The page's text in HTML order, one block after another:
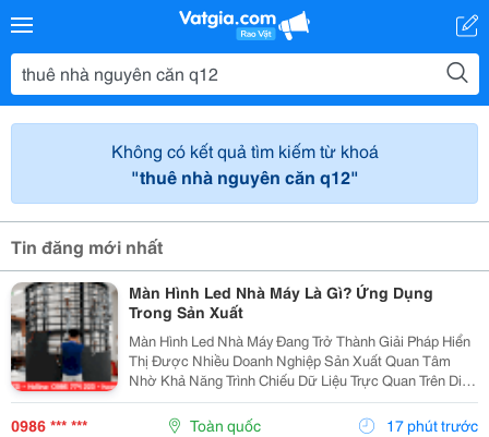
Không có kết quả tìm kiếm từ khoá
"thuê nhà nguyên căn q12"
Tin đăng mới nhất
Màn Hình Led Nhà Máy Là Gì? Ứng Dụng
Trong Sản Xuất
Màn Hình Led Nhà Máy Đang Trở Thành Giải Pháp Hiển
Thị Được Nhiều Doanh Nghiệp Sản Xuất Quan Tâm
Nhờ Khả Năng Trình Chiếu Dữ Liệu Trực Quan Trên Diện
Tích Lớn. Không Chỉ Phục Vụ Nhu Cầu Trình Chiếu Hình
Ảnh, Màn Hình Led Còn Có Thể Hỗ Trợ Theo Dõi Và...
0986 *** *** Toàn quốc 17 phút trước